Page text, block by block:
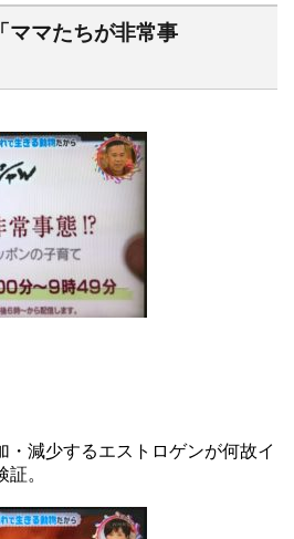
ママたちが非常事
・減少するエストロゲンが何故イ
。